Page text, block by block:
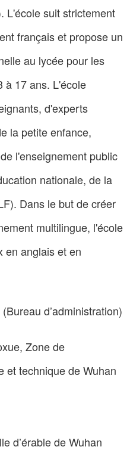
L'école suit strictement
français et propose un
au lycée pour les
à 17 ans. L'école
d'experts
la petite enfance,
l'enseignement public
nationale, de la
Dans le but de créer
multilingue, l'école
en anglais et en
d’administration)
Zone de
et technique de Wuhan
d’érable de Wuhan